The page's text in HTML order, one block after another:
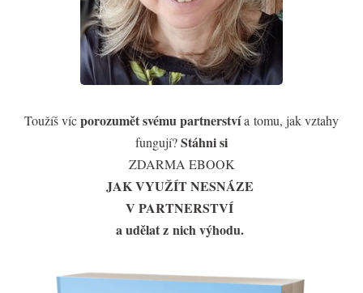
Toužíš vícporozumět svému partnerstvía tomu, jak vztahy
fungují?Stáhni si
ZDARMA EBOOK
JAK VYUŽÍT NESNÁZE
V PARTNERSTVÍ
a udělat z nich výhodu.